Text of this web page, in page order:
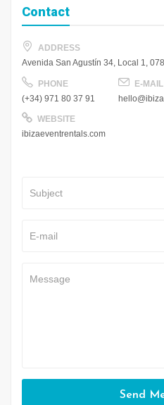
Contact
ADDRESS
Avenida San Agustín 34, Local 1,
PHONE
(+34) 971 80 37 91
E-MAIL
WEBSITE
ibizaeventrentals.com
Send